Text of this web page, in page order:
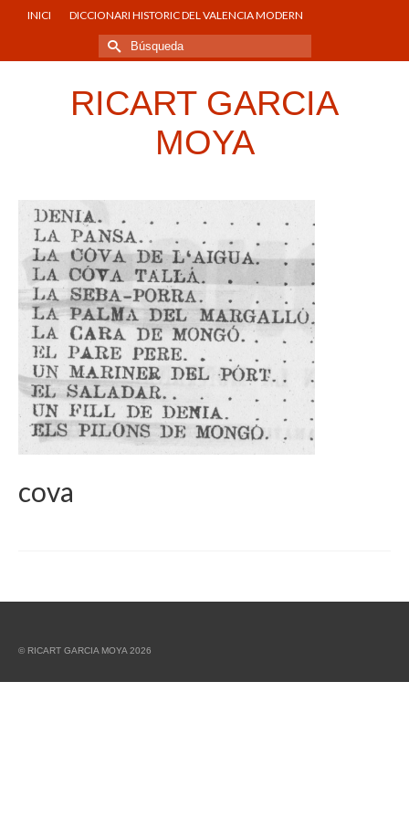
INICI DICCIONARI HISTORIC DEL VALENCIA MODERN
Buscar
por:
RICART GARCIA
MOYA
cova
© RICART GARCIA MOYA 2026